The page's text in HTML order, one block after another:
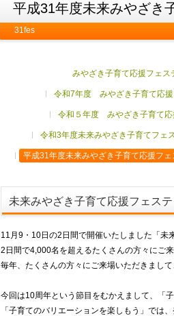
平成31年度未来みやざき
31fes
みやざき子育て応援フェス
令和7年度 みやざき子育て応援
令和５年度 みやざき子育て応
令和3年度未来みやざき子育てフェ
平成31年度未来みやざき子育て応援フ
未来みやざき子育て応援フェステ
11月9・10日の2日間で開催いたしました「未
2日間で4,000名を超えるたくさんの方々にご来
毎年、たくさんの方々にご来場いただきまして
今回は10周年という節目をむかえまして、「
「子育てのバリエーションを楽しもう」では